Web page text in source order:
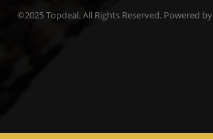
©2025 Topdeal. All Rights Reserved. Powered by